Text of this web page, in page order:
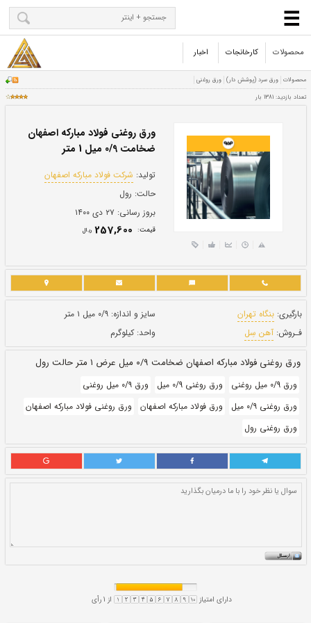
محصولات کارخانجات اخبار
ورق روغنی فولاد مبارکه اصفهان
ضخامت 0/9 میل 1 متر
تولید:شرکت فولاد مبارکه اصفهان
حالت:
بروز رسانی: ۲۷ دی ۱۴۰۰
قيمت: 257,600 ريال
واحد:کیلوگرم